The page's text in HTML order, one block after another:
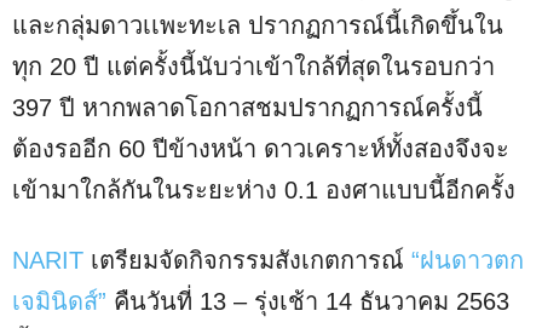
และกลุ่มดาวเเพะทะเล ปรากฏการณ์นี้เกิดขึ้นใน
ทุก 20 ปี แต่ครั้งนี้นับว่าเข้าใกล้ที่สุดในรอบกว่า
397 ปี หากพลาดโอกาสชมปรากฏการณ์ครั้งนี้
ต้องรออีก 60 ปีข้างหน้า ดาวเคราะห์ทั้งสองจึงจะ
เข้ามาใกล้กันในระยะห่าง 0.1 องศาแบบนี้อีกครั้ง
NARIT เตรียมจัดกิจกรรมสังเกตการณ์ “ฝนดาวตก
เจมินิดส์” คืนวันที่ 13 – รุ่งเช้า 14 ธันวาคม 2563